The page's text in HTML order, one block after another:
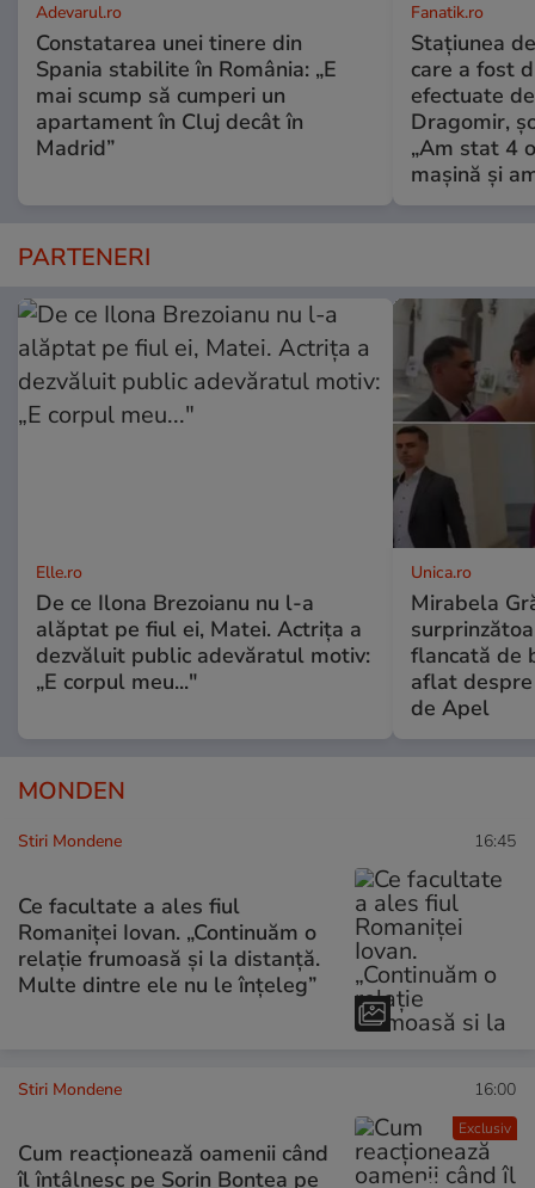
Adevarul.ro
Constatarea unei tinere din
Spania stabilite în România: „E
mai scump să cumperi un
apartament în Cluj decât în
Madrid”
Fanatik.ro
Stațiunea
care a fost
efectuate
Dragomir,
„Am stat 4
mașină și
PARTENERI
Elle.ro
De ce Ilona Brezoianu nu l-a
alăptat pe fiul ei, Matei. Actrița a
dezvăluit public adevăratul motiv:
„E corpul meu..."
Unica.ro
Mirabela
flancată de
aflat
de Apel
MONDEN
Stiri Mondene 16:45
Ce facultate a ales fiul
Romaniței Iovan. „Continuăm o
relație frumoasă și la distanță.
Multe dintre ele nu le înțeleg”
Exclusiv
Stiri Mondene 16:00
Cum reacționează oamenii când
îl întâlnesc pe Sorin Bontea pe